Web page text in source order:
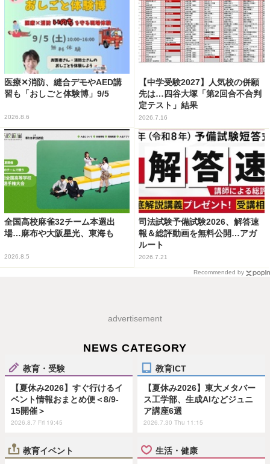
医療✕消防、縫合デモやAED講
習も「おしごと体験博」9/5
2026.8.6
【中学受験2027】人気校の併願
先は…四谷大塚「第2回合不合判
定テスト」結果
2026.7.16
全国高校麻雀32チーム本選出
場…麻布や大阪星光、東海も
2026.8.5
司法試験予備試験2026、解答速
報＆総評動画を無料公開…アガ
ルート
2026.7.21
Recommended by
advertisement
NEWS CATEGORY
教育・受験
【夏休み2026】すぐ行けるイ
ベント情報おまとめ便＜8/9-
15開催＞
2026.8.7 Fri 19:45
教育ICT
【夏休み2026】東大メタバー
ス工学部、生成AIなどジュニ
ア講座6選
2026.7.30 Thu 11:15
教育イベント 生活・健康